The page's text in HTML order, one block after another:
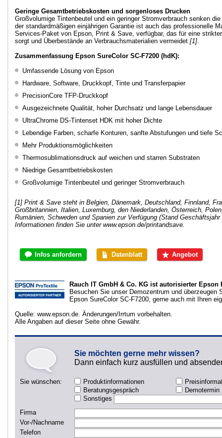
Geringe Gesamtbetriebskosten und sorgenloses Drucken
Großvolumige Tintenbeutel und ein geringer Stromverbrauch senken
der standardmäßigen einjährigen Garantie ist auch das professionelle
Services-Paket von Epson, Print & Save, verfügbar, das für eine
sorgt und Überbestände an Verbrauchsmaterialien vermeidet [1].
Zusammenfassung Epson SureColor SC-F7200 (hdK):
Umfassende Lösung von Epson
Hardware, Software, Druckkopf, Tinte und Transferpapier
PrecisionCore TFP-Druckkopf
Ausgezeichnete Qualität, hoher Durchsatz und lange Lebensdauer
UltraChrome DS-Tintenset HDK mit hoher Dichte
Lebendige Farben, scharfe Konturen, sanfte Abstufungen und tiefe
Mehr Produktionsmöglichkeiten
Thermosublimationsdruck auf weichen und starren Substraten
Niedrige Gesamtbetriebskosten
Großvolumige Tintenbeutel und geringer Stromverbrauch
[1] Print & Save steht in Belgien, Dänemark, Deutschland, Finnland,
Großbritannien, Italien, Luxemburg, den Niederlanden, Österreich,
Rumänien, Schweden und Spanien zur Verfügung (Stand Geschäftsjahr
Informationen finden Sie unter www.epson.de/printandsave.
Infos anfordern Datenblatt Angebot
Rauch IT GmbH & Co. KG ist autorisierter Epson
Besuchen Sie unser Demozentrum und überzeugen
Epson SureColor SC-F7200, gerne auch mit Ihren
Quelle: www.epson.de. Änderungen/Irrtum vorbehalten.
Alle Angaben auf dieser Seite ohne Gewähr.
Sie möchten gerne mehr wissen?
Dann einfach kurz ausfüllen und
Sie wünschen: Produktinformationen
Beratungsgespräch
Demotermin
Sonstiges
Firma
Vor-/Nachname
Telefon